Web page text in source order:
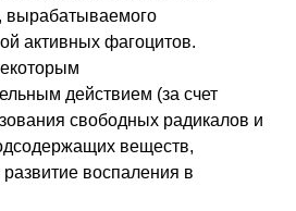
вырабатываемого
активных фагоцитов.
действием (за счет
свободных радикалов и
веществ,
развитие воспаления в